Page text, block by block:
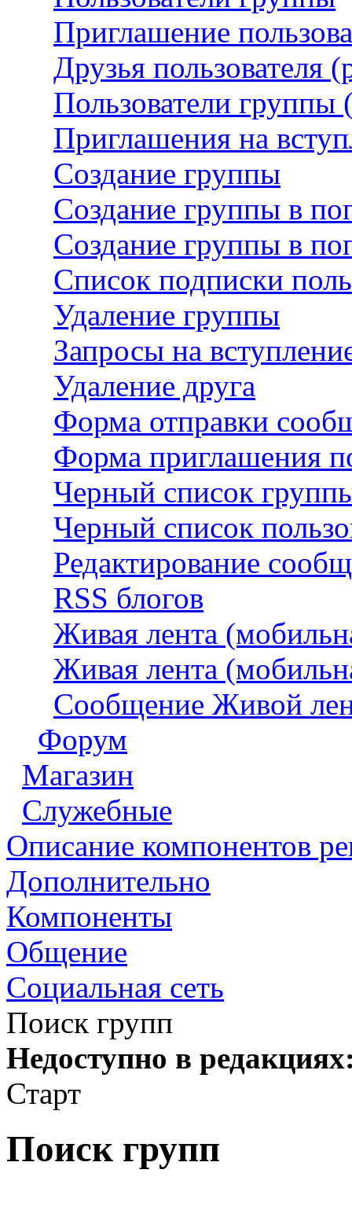
Приглашение
Друзья пользователя
Пользователи
Приглашения на
Создание группы
Создание группы в
Создание группы в
Список подписки
Удаление группы
Запросы на
Удаление друга
Форма отправки
Форма приглашения
Черный список
Черный список
Редактирование
RSS блогов
Живая лента
Живая лента
Сообщение Живой
Форум
Магазин
Служебные
Описание компонентов
Дополнительно
Компоненты
Общение
Социальная сеть
Поиск групп
Недоступно в
Старт
Поиск групп